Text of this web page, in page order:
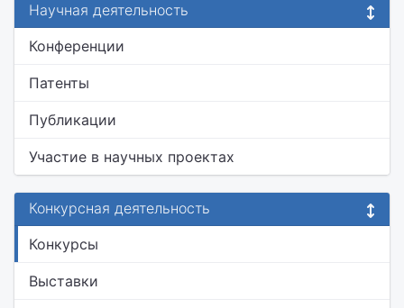
Научная деятельность
Конференции
Патенты
Публикации
Участие в научных проектах
Конкурсная деятельность
Конкурсы
Выставки